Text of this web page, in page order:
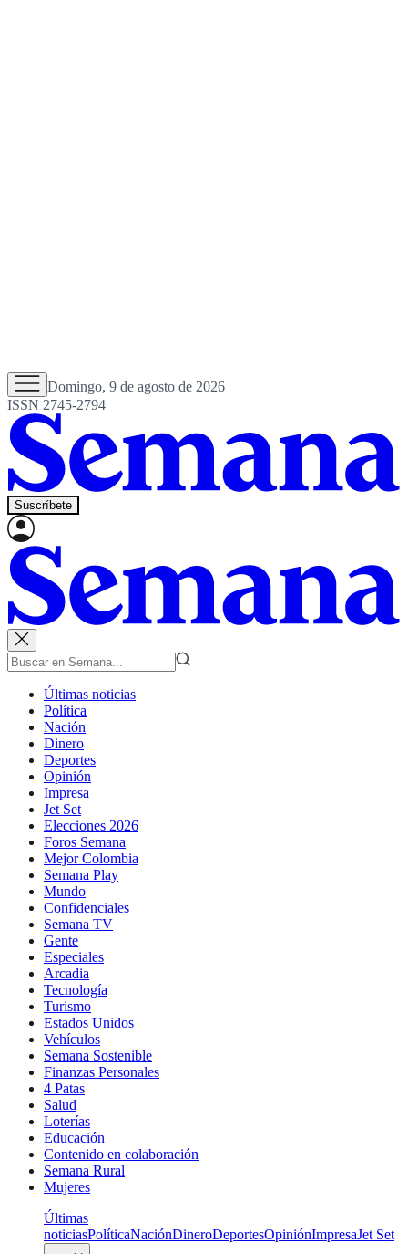
Domingo, 9 de agosto de 2026
ISSN 2745-2794
Suscríbete
Últimas noticias
Política
Nación
Dinero
Deportes
Opinión
Impresa
Jet Set
Elecciones 2026
Foros Semana
Mejor Colombia
Semana Play
Mundo
Confidenciales
Semana TV
Gente
Especiales
Arcadia
Tecnología
Turismo
Estados Unidos
Vehículos
Semana Sostenible
Finanzas Personales
4 Patas
Salud
Loterías
Educación
Contenido en colaboración
Semana Rural
Mujeres
Últimas
noticiasPolíticaNaciónDineroDeportesOpiniónImpresaJet Set